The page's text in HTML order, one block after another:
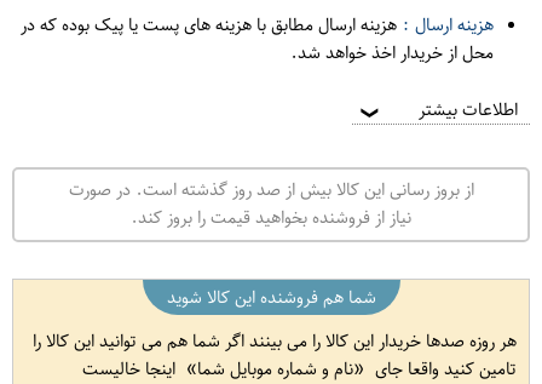
هزینه ارسال : هزینه ارسال مطابق با هزینه های پست یا پیک بوده که در
محل از خریدار اخذ خواهد شد.
اطلاعات بیشتر ❯
از بروز رسانی این کالا بیش از صد روز گذشته است. در صورت
نیاز از فروشنده بخواهید قیمت را بروز کند.
شما هم فروشنده این کالا شوید
هر روزه صدها خریدار این کالا را می بینند اگر شما هم می توانید این کالا را
تامین کنید واقعا جای
نام و شماره موبایل شما اینجا خالیست